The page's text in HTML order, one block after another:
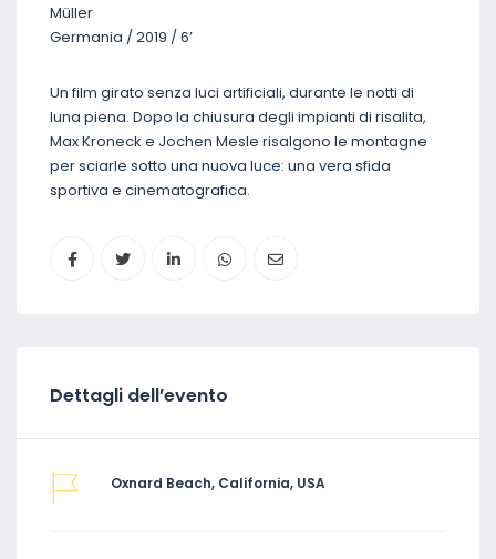
Müller
Germania / 2019 / 6’
Un film girato senza luci artificiali, durante le notti di
luna piena. Dopo la chiusura degli impianti di risalita,
Max Kroneck e Jochen Mesle risalgono le montagne
per sciarle sotto una nuova luce: una vera sfida
sportiva e cinematografica.
Dettagli dell’evento
Oxnard Beach, California, USA